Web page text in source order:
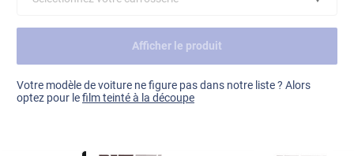
Ford
Voir tout
Afficher le produit
Votre modèle de voiture ne figure pas dans notre liste ? Alors
optez pour lefilm teinté à la découpe